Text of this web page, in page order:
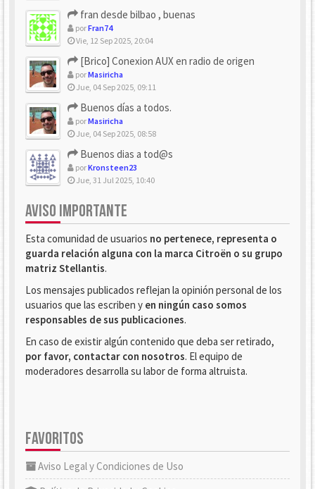
fran desde bilbao , buenas
porFran74
Vie, 12 Sep 2025, 20:04
[Brico] Conexion AUX en radio de origen
porMasiricha
Jue, 04 Sep 2025, 09:11
Buenos días a todos.
porMasiricha
Jue, 04 Sep 2025, 08:58
Buenos dias a tod@s
porKronsteen23
Jue, 31 Jul 2025, 10:40
AVISO IMPORTANTE
Esta comunidad de usuarios no pertenece, representa o
guarda relación alguna con la marca Citroën o su grupo
matriz Stellantis.
Los mensajes publicados reflejan la opinión personal de los
usuarios que las escriben y en ningún caso somos
responsables de sus publicaciones.
En caso de existir algún contenido que deba ser retirado,
por favor, contactar con nosotros. El equipo de
moderadores desarrolla su labor de forma altruista.
FAVORITOS
Aviso Legal y Condiciones de Uso